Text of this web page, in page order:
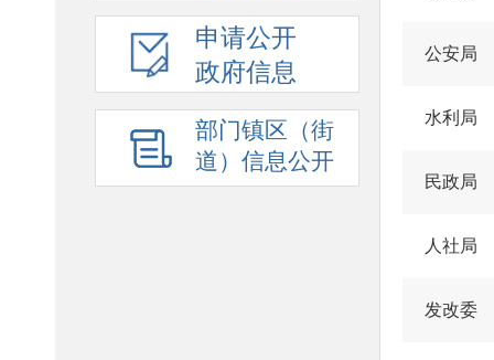
申请公开
政府信息
部门镇区（街
道）信息公开
公安局
水利局
民政局
人社局
发改委